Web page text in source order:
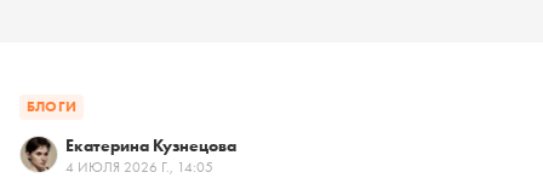
БЛОГИ
Екатерина Кузнецова
4 ИЮЛЯ 2026 Г., 14:05